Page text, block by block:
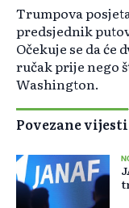
Trumpova
predsjednik
Očekuje se da
ručak prije nego
Washington.
Povezane vijesti